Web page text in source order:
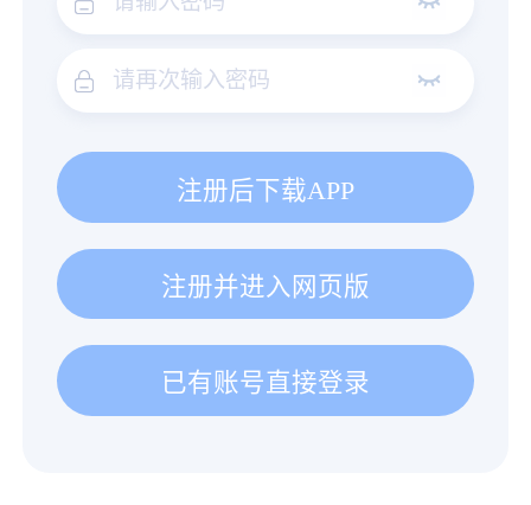
注册后下载APP
注册并进入网页版
已有账号直接登录